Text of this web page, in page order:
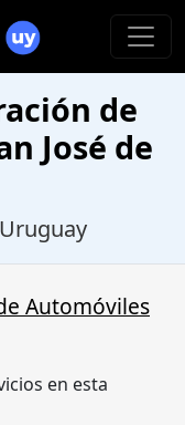
de
José de
Automóviles
en esta